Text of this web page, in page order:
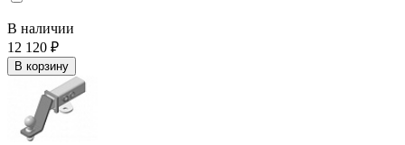
В наличии
12 120 ₽
В корзину